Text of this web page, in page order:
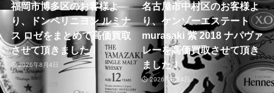
福岡市博多区のお客様よ
り、ドンペリニヨン ルミナ
ス ロゼをまとめて高価買取
させて頂きました！
2026年8月4日
名古屋市中村区のお客様よ
り、ケンゾーエステート
murasaki 紫 2018 ナパヴァ
レーを高価買取させて頂き
ました！
2026年8月4日